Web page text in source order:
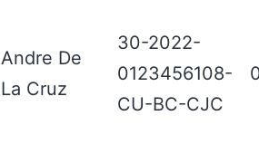
Andre De
La Cruz
30-2022-
0123456108-
CU-BC-CJC